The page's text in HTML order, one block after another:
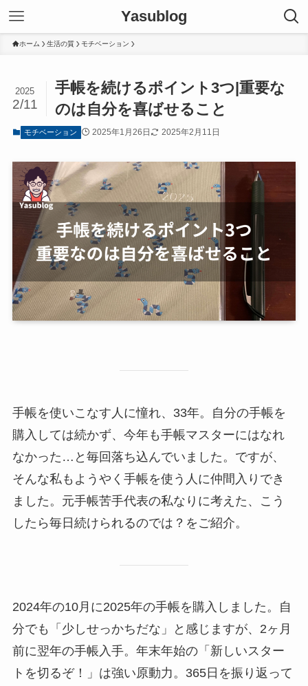
Yasublog
ホーム 生活の質 モチベーション
手帳を続けるポイント3つ|重要な
のは自分を喜ばせること
2025
2/11
モチベーション 2025年1月26日 2025年2月11日
手帳を使いこなす人に憧れ、33年。自分の手帳を
購入しては続かず、今年も手帳マスターにはなれ
なかった…と毎回落ち込んでいました。ですが、
そんな私もようやく手帳を使う人に仲間入りでき
ました。元手帳苦手代表の私なりに考えた、こう
したら毎日続けられるのでは？をご紹介。
2024年の10月に2025年の手帳を購入しました。自
分でも「少しせっかちだな」と感じますが、2ヶ月
前に翌年の手帳入手。年末年始の「新しいスター
トを切るぞ！」は強い原動力。365日を振り返って